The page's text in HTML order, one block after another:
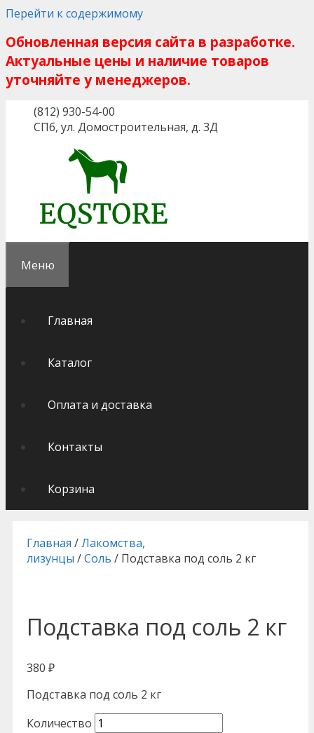
Перейти к содержимому
Обновленная версия сайта в разработке.
Актуальные цены и наличие товаров
уточняйте у менеджеров.
(812) 930-54-00
СПб, ул. Домостроительная, д. 3Д
Меню
Главная
Каталог
Оплата и доставка
Контакты
Корзина
Главная /Лакомства,
лизунцы /Соль / Подставка под соль 2 кг
Подставка под соль 2 кг
380 ₽
Подставка под соль 2 кг
Количество